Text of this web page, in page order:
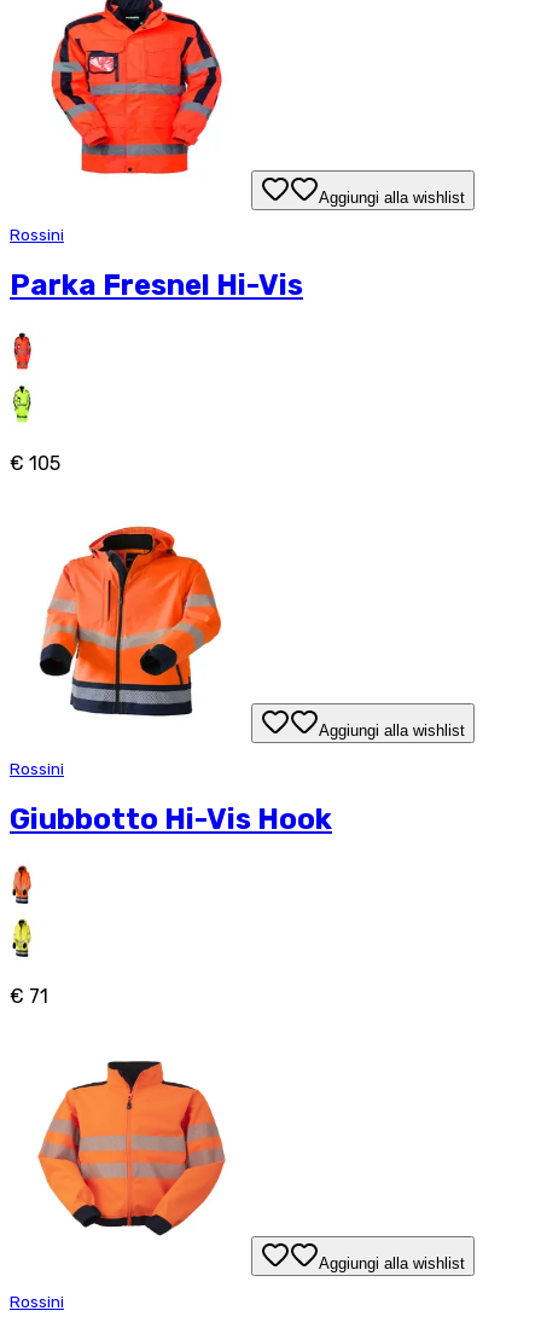
Aggiungi alla wishlist
Rossini
Parka Fresnel Hi-Vis
€ 105
Aggiungi alla wishlist
Rossini
Giubbotto Hi-Vis Hook
€ 71
Aggiungi alla wishlist
Rossini